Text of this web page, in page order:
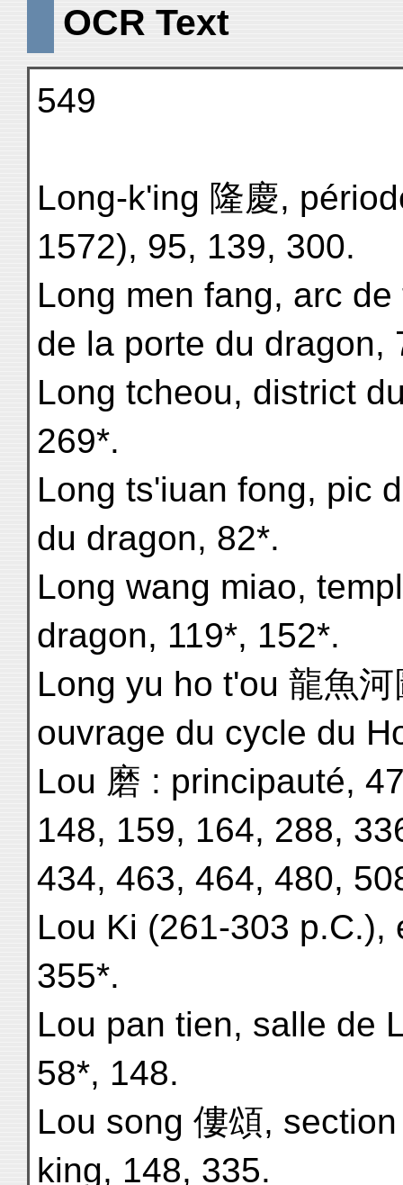
OCR Text
549
Long-k'ing 隆慶,
1572), 95, 139, 300.
Long men fang, arc
de la porte du dragon,
Long tcheou, district
269*.
Long ts'iuan fong, pic
du dragon, 82*.
Long wang miao,
dragon, 119*, 152*.
Long yu ho t'ou 龍魚河
ouvrage du cycle du
Lou 磨 : principauté,
148, 159, 164, 288,
434, 463, 464, 480,
Lou Ki (261-303 p.C.),
355*.
Lou pan tien, salle de
58*, 148.
Lou song 僂頌,
king, 148, 335.